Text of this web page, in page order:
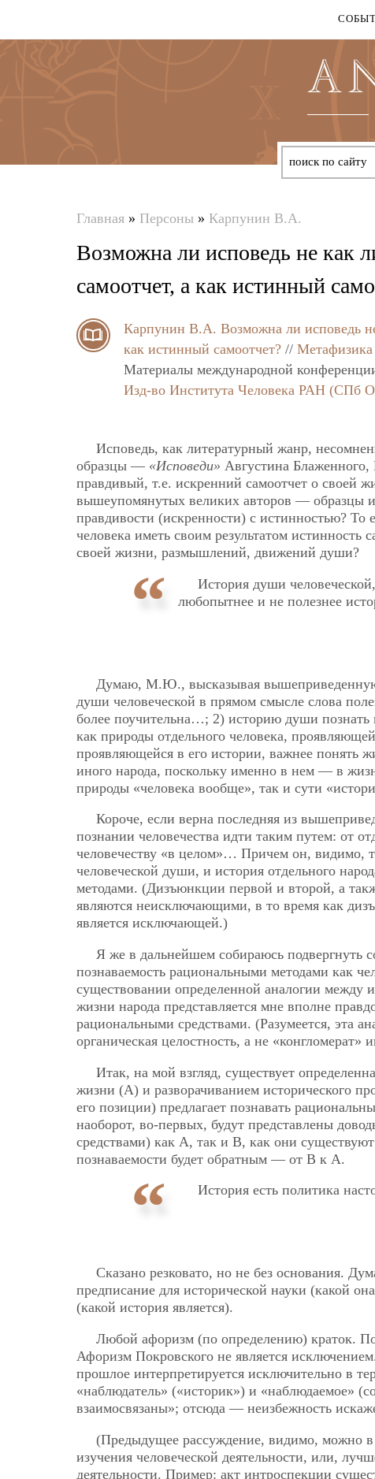
здесь
Главная » Персоны » Карпунин В.А.
Возможна ли исповедь не как
самоотчет, а как истинный
Карпунин В.А. Возможна ли исповедь
как истинный самоотчет? // Метафизика
Материалы международной
Изд-во Института Человека РАН (СПб
Исповедь, как литературный жанр,
образцы — «Исповеди» Августина Блаженного,
правдивый, т.е. искренний самоотчет о
вышеупомянутых великих авторов — образцы
правдивости (искренности) с истинностью? То
человека иметь своим результатом истинность
своей жизни, размышлений, движений души?
История души
любопытнее и не полезнее
Думаю, М.Ю., высказывая
души человеческой в прямом смысле слова
более поучительна…; 2) историю души
как природы отдельного человека,
проявляющейся в его истории, важнее понять
иного народа, поскольку именно в нем — в
природы «человека вообще», так и сути
Короче, если верна последняя из
познании человечества идти таким путем: от
человечеству «в целом»… Причем он, видимо,
человеческой души, и история отдельного
методами. (Дизъюнкции первой и второй, а
являются неисключающими, в то время как
является исключающей.)
Я же в дальнейшем собираюсь подвергнуть
познаваемость рациональными методами как
существовании определенной аналогии между
жизни народа представляется мне вполне
рациональными средствами. (Разумеется, эта
органическая целостность, а не «конгломерат»
Итак, на мой взгляд, существует
жизни (А) и разворачиванием исторического
его позиции) предлагает познавать
наоборот, во-первых, будут представлены
средствами) как А, так и В, как они
познаваемости будет обратным — от В к А.
История есть политика
Сказано резковато, но не без основания.
предписание для исторической науки (какой
(какой история является).
Любой афоризм (по определению) краток.
Афоризм Покровского не является
прошлое интерпретируется исключительно в
«наблюдатель» («историк») и «наблюдаемое»
взаимосвязаны»; отсюда — неизбежность
(Предыдущее рассуждение, видимо, можно
изучения человеческой деятельности, или,
деятельности. Пример: акт интроспекции